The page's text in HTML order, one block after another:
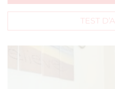
TEST